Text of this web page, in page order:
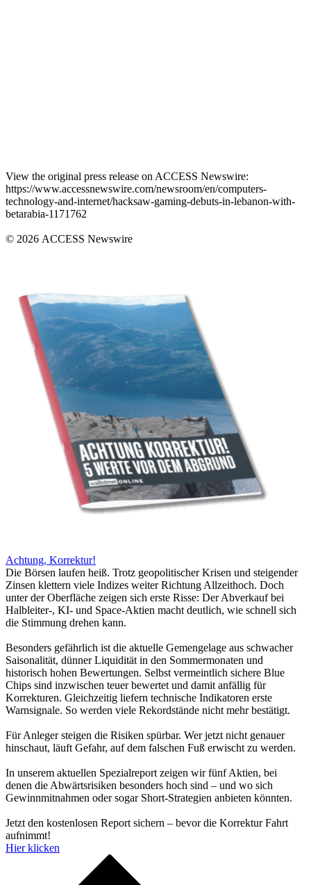
View the original press release on ACCESS Newswire:
https://www.accessnewswire.com/newsroom/en/computers-
technology-and-internet/hacksaw-gaming-debuts-in-lebanon-with-
betarabia-1171762
© 2026 ACCESS Newswire
Achtung, Korrektur!
Die Börsen laufen heiß. Trotz geopolitischer Krisen und steigender
Zinsen klettern viele Indizes weiter Richtung Allzeithoch. Doch
unter der Oberfläche zeigen sich erste Risse: Der Abverkauf bei
Halbleiter-, KI- und Space-Aktien macht deutlich, wie schnell sich
die Stimmung drehen kann.
Besonders gefährlich ist die aktuelle Gemengelage aus schwacher
Saisonalität, dünner Liquidität in den Sommermonaten und
historisch hohen Bewertungen. Selbst vermeintlich sichere Blue
Chips sind inzwischen teuer bewertet und damit anfällig für
Korrekturen. Gleichzeitig liefern technische Indikatoren erste
Warnsignale. So werden viele Rekordstände nicht mehr bestätigt.
Für Anleger steigen die Risiken spürbar. Wer jetzt nicht genauer
hinschaut, läuft Gefahr, auf dem falschen Fuß erwischt zu werden.
In unserem aktuellen Spezialreport zeigen wir fünf Aktien, bei
denen die Abwärtsrisiken besonders hoch sind – und wo sich
Gewinnmitnahmen oder sogar Short-Strategien anbieten könnten.
Jetzt den kostenlosen Report sichern – bevor die Korrektur Fahrt
aufnimmt!
Hier klicken